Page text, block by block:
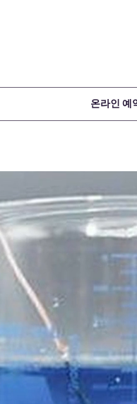
온라인 예